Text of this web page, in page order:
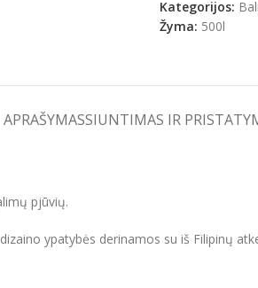
Kategorijos:
Žyma: 500l
APRAŠYMASSIUNTIMAS IR
pjūvių.
ypatybės derinamos su iš Filipinų